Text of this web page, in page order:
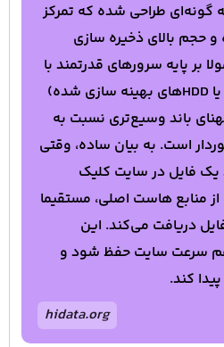
گونه‌ای طراحی شده که تمرکز
و حجم بالای ذخیره‌ سازی
بر پایه سرورهای قدرتمند با
هاردهای پرسرعت (SSD یا HDDهای بهینه‌ سازی‌ شده)
باند وسیع‌تری نسبت به
است. به بیان ساده، وقتی
یک فایل در سایت کلیک
منابع هاست اصلی، مستقیما
دریافت می‌کند. این
سرعت سایت حفظ شود و
کند.
hidata.org